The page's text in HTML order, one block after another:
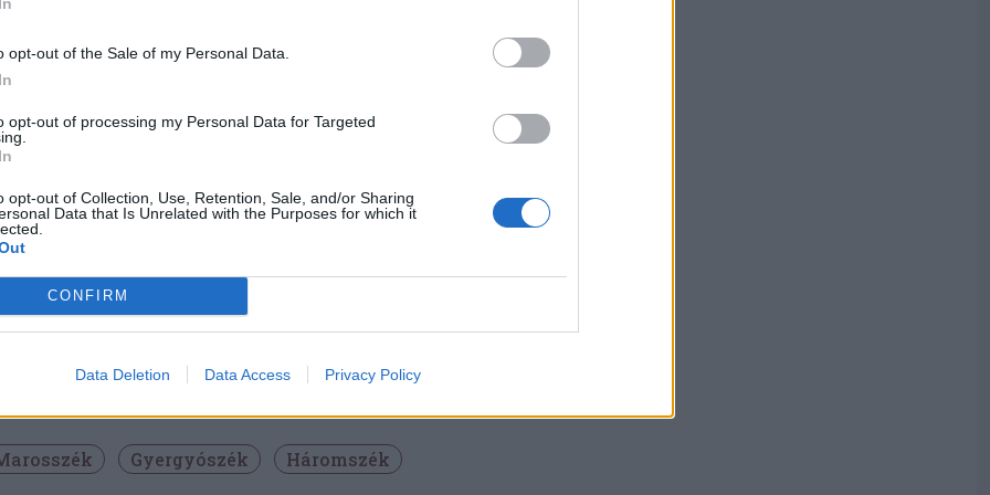
opt-out of the Sale of my Personal Data.
opt-out of processing my Personal Data for Targeted
opt-out of Collection, Use, Retention, Sale, and/or Sharing
Data that Is Unrelated with the Purposes for which it
CONFIRM
Data Deletion Data Access Privacy Policy
március hátralévő
hőmérséklet-csökkenés
az alacsony értékekhez hatással lehet a
veszélye azokon a területeken, ahol a fák
Gyergyószék
Háromszék